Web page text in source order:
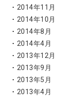
2014年11月
2014年10月
2014年8月
2014年4月
2013年12月
2013年9月
2013年5月
2013年4月